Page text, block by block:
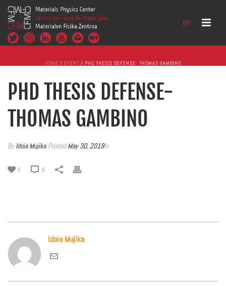
EN
HOME / EVENT / PHD THESIS DEFENSE- THOMAS GAMBINO
PHD THESIS DEFENSE-
THOMAS GAMBINO
ByIdoia Mujika PostedMay 30, 2019In
0 0
Idoia Mujika